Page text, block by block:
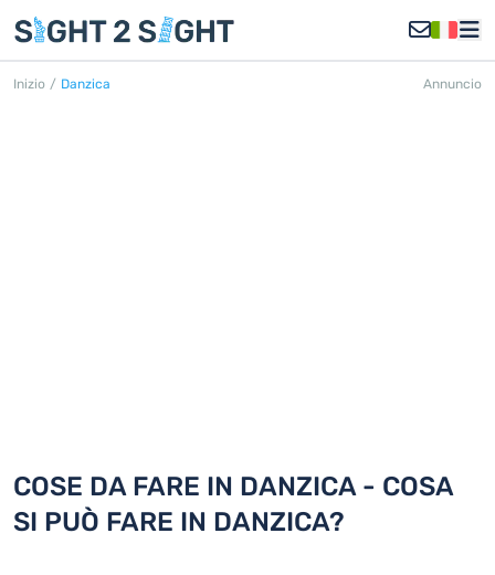
Inizio / Danzica Annuncio
COSE DA FARE IN DANZICA - COSA
SI PUÒ FARE IN DANZICA?